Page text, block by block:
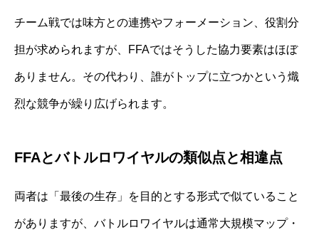
チーム戦では味方との連携やフォーメーション、役割分
担が求められますが、FFAではそうした協力要素はほぼ
ありません。その代わり、誰がトップに立つかという熾
烈な競争が繰り広げられます。
FFAとバトルロワイヤルの類似点と相違点
両者は「最後の生存」を目的とする形式で似ていること
がありますが、バトルロワイヤルは通常大規模マップ・